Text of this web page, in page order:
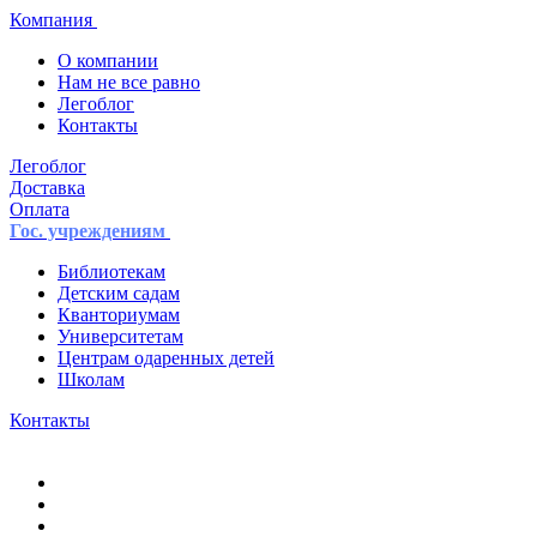
Компания
О компании
Нам не все равно
Легоблог
Контакты
Легоблог
Доставка
Оплата
Гос. учреждениям
Библиотекам
Детским садам
Кванториумам
Университетам
Центрам одаренных детей
Школам
Контакты